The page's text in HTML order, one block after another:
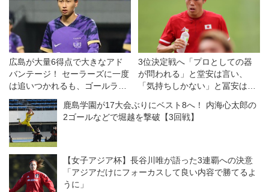
広島が大量6得点で大きなアド
バンテージ！ セーラーズに一度
は追いつかれるも、ゴールラッ
シュで突き放す◎ACL2・準々
決勝第1戦
3位決定戦へ「プロとしての器
が問われる」と堂安は言い、
「気持ちしかない」と冨安は言
鹿島学園が17大会ぶりにベスト8へ！ 内海心太郎の
2ゴールなどで堀越を撃破【3回戦】
【女子アジア杯】長谷川唯が語った3連覇への決意
「アジアだけにフォーカスして良い内容で勝てるよ
うに」